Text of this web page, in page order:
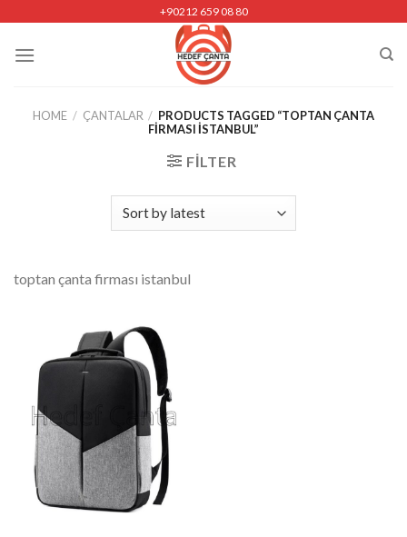
content
+90212 659 08 80
HOME / ÇANTALAR / PRODUCTS TAGGED “TOPTAN ÇANTA
FIRMASI ISTANBUL”
FILTER
toptan çanta firması istanbul